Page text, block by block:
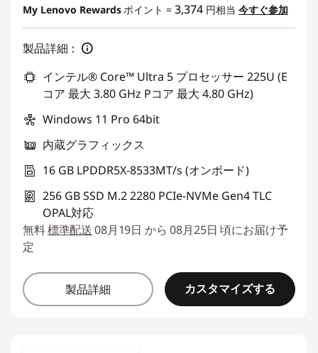
My Lenovo Rewards ポイント = 3,374 円相当 今すぐ参加
製品詳細：
インテル® Core™ Ultra 5 プロセッサー 225U (E
コア 最大 3.80 GHz Pコア 最大 4.80 GHz)
Windows 11 Pro 64bit
内蔵グラフィックス
16 GB LPDDR5X-8533MT/s (オンボード)
256 GB SSD M.2 2280 PCIe-NVMe Gen4 TLC
OPAL対応
無料標準配送08月19日 から 08月25日 頃にお届け予
定
製品詳細 カスタマイズする